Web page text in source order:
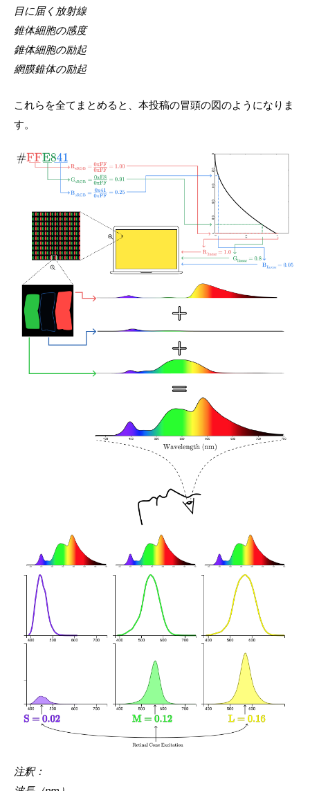
目に届く放射線
錐体細胞の感度
錐体細胞の励起
網膜錐体の励起
これらを全てまとめると、本投稿の冒頭の図のようになりま
す。
注釈：